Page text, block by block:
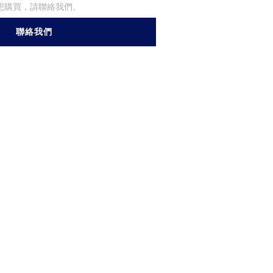
購買，請聯絡我們。
聯絡我們